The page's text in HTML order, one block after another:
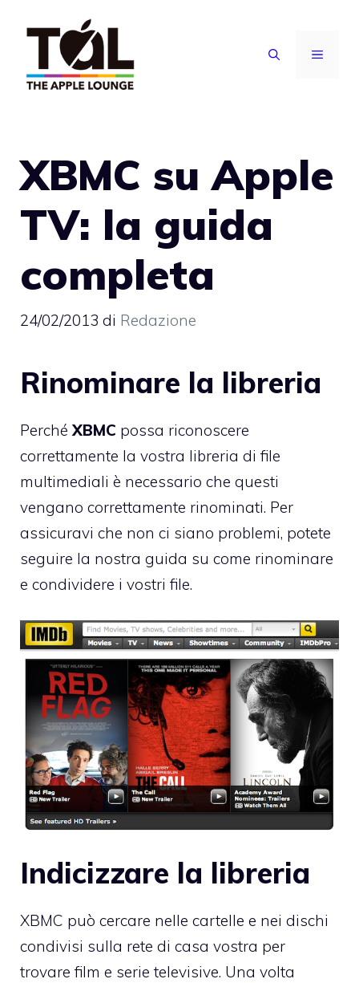
contenuto
MENU
XBMC su Apple
TV: la guida
completa
24/02/2013 di Redazione
Rinominare la libreria
PerchéXBMC possa riconoscere
correttamente la vostra libreria di file
multimediali è necessario che questi
vengano correttamente rinominati. Per
assicuravi che non ci siano problemi, potete
seguire la nostra guida su come rinominare
e condividere i vostri file.
Indicizzare la libreria
XBMC può cercare nelle cartelle e nei dischi
condivisi sulla rete di casa vostra per
trovare film e serie televisive. Una volta